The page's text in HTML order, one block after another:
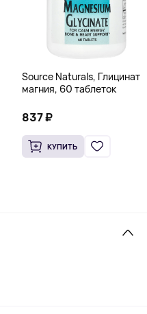
Source Naturals, Глицинат
магния, 60 таблеток
837 ₽
КУПИТЬ